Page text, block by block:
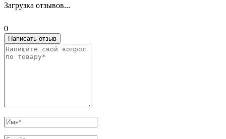
Загрузка отзывов...
0
Написать отзыв